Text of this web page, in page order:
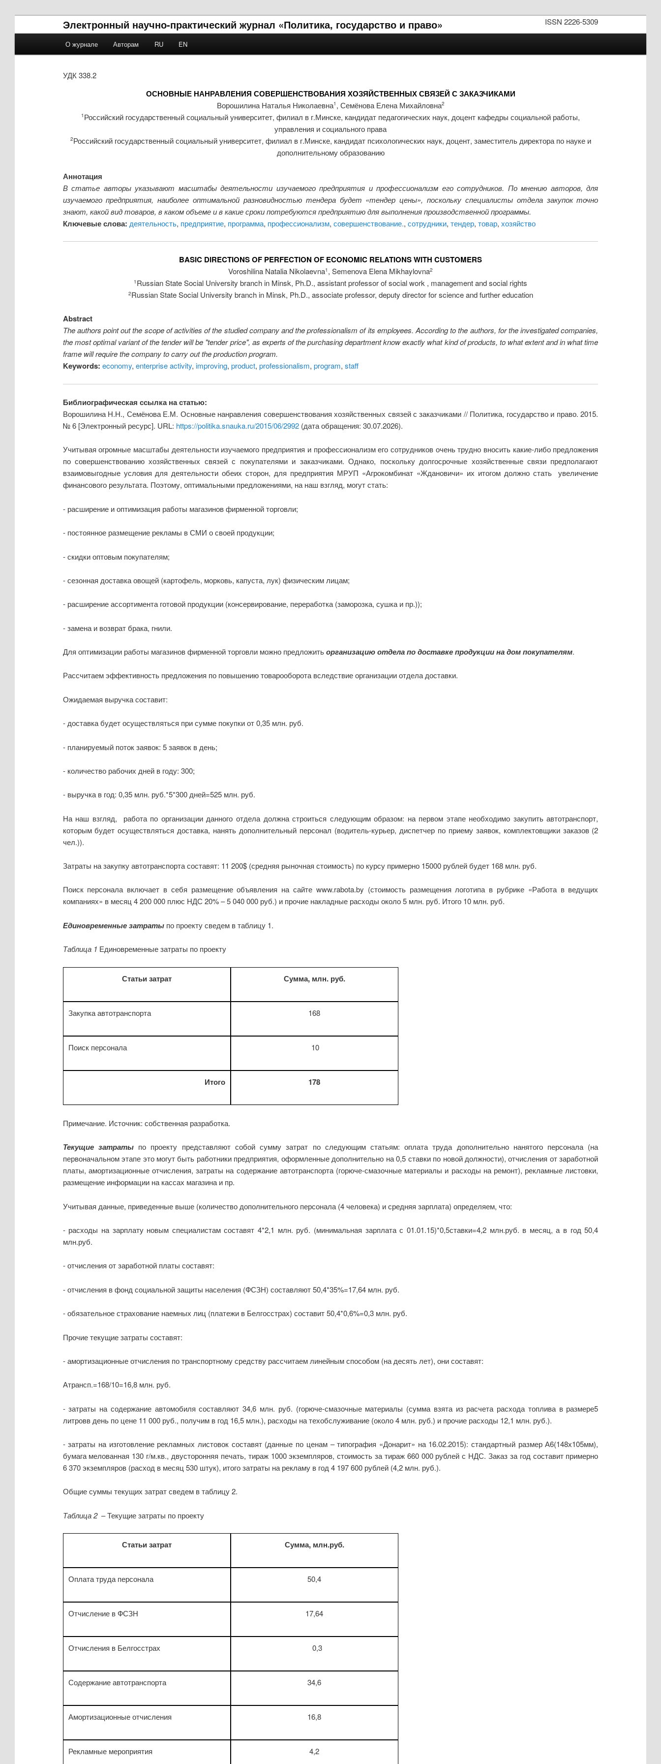
ISSN 2226-5309
Электронный научно-практический журнал «Политика, государство и право»
Skip to primary content
Skip to secondary content
О журнале Авторам RU EN
УДК 338.2
ОСНОВНЫЕ НАНРАВЛЕНИЯ СОВЕРШЕНСТВОВАНИЯ ХОЗЯЙСТВЕННЫХ СВЯЗЕЙ С ЗАКАЗЧИКАМИ
Ворошилина Наталья Николаевна1 , Семёнова Елена Михайловна2
1 Российский государственный социальный университет, филиал в г.Минске, кандидат педагогических наук, доцент кафедры социальной работы,
управления и социального права
2Российский государственный социальный университет, филиал в г.Минске, кандидат психологических наук, доцент, заместитель директора по науке и
дополнительному образованию
Аннотация
В статье авторы указывают масштабы деятельности изучаемого предприятия и профессионализм его сотрудников. По мнению авторов, для
изучаемого предприятия, наиболее оптимальной разновидностью тендера будет «тендер цены», поскольку специалисты отдела закупок точно
знают, какой вид товаров, в каком объеме и в какие сроки потребуются предприятию для выполнения производственной программы.
Ключевые слова: деятельность, предприятие, программа, профессионализм, совершенствование., сотрудники, тендер, товар, хозяйство
BASIC DIRECTIONS OF PERFECTION OF ECONOMIC RELATIONS WITH CUSTOMERS
Voroshilina Natalia Nikolaevna1 , Semenova Elena Mikhaylovna2
1 Russian State Social University branch in Minsk, Ph.D., assistant professor of social work , management and social rights
2Russian State Social University branch in Minsk, Ph.D., associate professor, deputy director for science and further education
Abstract
The authors point out the scope of activities of the studied company and the professionalism of its employees. According to the authors, for the investigated companies,
the most optimal variant of the tender will be "tender price", as experts of the purchasing department know exactly what kind of products, to what extent and in what time
frame will require the company to carry out the production program.
Keywords: economy, enterprise activity, improving, product, professionalism, program, staff
Библиографическая ссылка на статью:
Ворошилина Н.Н., Семёнова Е.М. Основные нанравления совершенствования хозяйственных связей с заказчиками // Политика, государство и право. 2015.
№ 6 [Электронный ресурс]. URL: https://politika.snauka.ru/2015/06/2992(дата обращения: 30.07.2026).
Учитывая огромные масштабы деятельности изучаемого предприятия и профессионализм его сотрудников очень трудно вносить какие-либо предложения
по совершенствованию хозяйственных связей с покупателями и заказчиками. Однако, поскольку долгосрочные хозяйственные связи предполагают
взаимовыгодные условия для деятельности обеих сторон, для предприятия МРУП «Агрокомбинат «Ждановичи» их итогом должно стать увеличение
финансового результата. Поэтому, оптимальными предложениями, на наш взгляд, могут стать:
- расширение и оптимизация работы магазинов фирменной торговли;
- постоянное размещение рекламы в СМИ о своей продукции;
- скидки оптовым покупателям;
- сезонная доставка овощей (картофель, морковь, капуста, лук) физическим лицам;
- расширение ассортимента готовой продукции (консервирование, переработка (заморозка, сушка и пр.));
- замена и возврат брака, гнили.
Для оптимизации работы магазинов фирменной торговли можно предложитьорганизацию отдела по доставке продукции на дом покупателям.
Рассчитаем эффективность предложения по повышению товарооборота вследствие организации отдела доставки.
Ожидаемая выручка составит:
- доставка будет осуществляться при сумме покупки от 0,35 млн. руб.
- планируемый поток заявок: 5 заявок в день;
- количество рабочих дней в году: 300;
- выручка в год: 0,35 млн. руб.*5*300 дней=525 млн. руб.
На наш взгляд, работа по организации данного отдела должна строиться следующим образом: на первом этапе необходимо закупить автотранспорт,
которым будет осуществляться доставка, нанять дополнительный персонал (водитель-курьер, диспетчер по приему заявок, комплектовщики заказов (2
чел.)).
Затраты на закупку автотранспорта составят: 11 200$ (средняя рыночная стоимость) по курсу примерно 15000 рублей будет 168 млн. руб.
Поиск персонала включает в себя размещение объявления на сайте www.rabota.by (стоимость размещения логотипа в рубрике «Работа в ведущих
компаниях» в месяц 4 200 000 плюс НДС 20% – 5 040 000 руб.) и прочие накладные расходы около 5 млн. руб. Итого 10 млн. руб.
Единовременные затратыпо проекту сведем в таблицу 1.
Таблица 1 Единовременные затраты по проекту
Статьи затрат Сумма, млн. руб.
Закупка автотранспорта 168
Поиск персонала 10
Итого 178
Примечание. Источник: собственная разработка.
Текущие затратыпо проекту представляют собой сумму затрат по следующим статьям: оплата труда дополнительно нанятого персонала (на
первоначальном этапе это могут быть работники предприятия, оформленные дополнительно на 0,5 ставки по новой должности), отчисления от заработной
платы, амортизационные отчисления, затраты на содержание автотранспорта (горюче-смазочные материалы и расходы на ремонт), рекламные листовки,
размещение информации на кассах магазина и пр.
Учитывая данные, приведенные выше (количество дополнительного персонала (4 человека) и средняя зарплата) определяем, что:
- расходы на зарплату новым специалистам составят 4*2,1 млн. руб. (минимальная зарплата с 01.01.15)*0,5ставки=4,2 млн.руб. в месяц, а в год 50,4
млн.руб.
- отчисления от заработной платы составят:
- отчисления в фонд социальной защиты населения (ФСЗН) составляют 50,4*35%=17,64 млн. руб.
- обязательное страхование наемных лиц (платежи в Белгосстрах) составит 50,4*0,6%=0,3 млн. руб.
Прочие текущие затраты составят:
- амортизационные отчисления по транспортному средству рассчитаем линейным способом (на десять лет), они составят:
Атрансп.=168/10=16,8 млн. руб.
- затраты на содержание автомобиля составляют 34,6 млн. руб. (горюче-смазочные материалы (сумма взята из расчета расхода топлива в размере5
литровв день по цене 11 000 руб., получим в год 16,5 млн.), расходы на техобслуживание (около 4 млн. руб.) и прочие расходы 12,1 млн. руб.).
- затраты на изготовление рекламных листовок составят (данные по ценам – типография «Донарит» на 16.02.2015): стандартный размер А6(148х105мм),
бумага мелованная 130 г/м.кв., двусторонняя печать, тираж 1000 экземпляров, стоимость за тираж 660 000 рублей с НДС. Заказ за год составит примерно
6 370 экземпляров (расход в месяц 530 штук), итого затраты на рекламу в год 4 197 600 рублей (4,2 млн. руб.).
Общие суммы текущих затрат сведем в таблицу 2.
Таблица 2– Текущие затраты по проекту
Статьи затрат Сумма, млн.руб.
Оплата труда персонала 50,4
Отчисление в ФСЗН 17,64
Отчисления в Белгосстрах 0,3
Содержание автотранспорта 34,6
Амортизационные отчисления 16,8
Рекламные мероприятия 4,2